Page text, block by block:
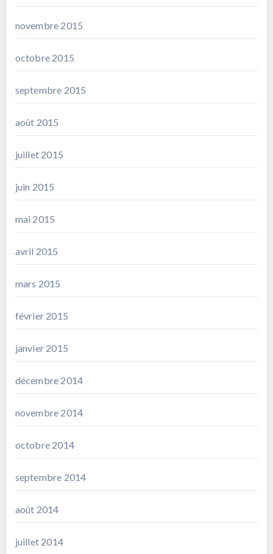
novembre 2015
octobre 2015
septembre 2015
août 2015
juillet 2015
juin 2015
mai 2015
avril 2015
mars 2015
février 2015
janvier 2015
décembre 2014
novembre 2014
octobre 2014
septembre 2014
août 2014
juillet 2014